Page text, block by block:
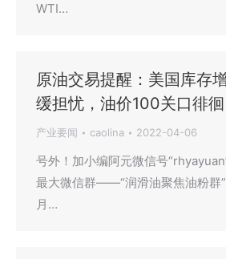
WTI…
原油交易提醒：美国库存
缓担忧，油价100关口徘徊
产业要闻 caolina 2022-04-06
号外！加小编阿元微信号
最大微信群——“润滑油聚焦油粉群
月…